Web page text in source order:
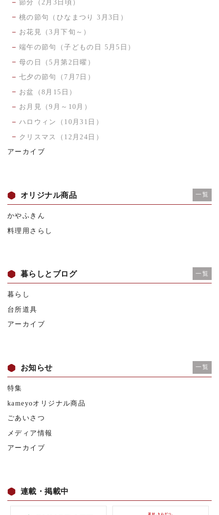
節分（2月3日頃）
桃の節句（ひなまつり 3月3日）
お花見（3月下旬～）
端午の節句（子どもの日 5月5日）
母の日（5月第2日曜）
七夕の節句（7月7日）
お盆（8月15日）
お月見（9月～10月）
ハロウィン（10月31日）
クリスマス（12月24日）
アーカイブ
オリジナル商品 一覧
かやふきん
料理用さらし
暮らしとブログ 一覧
暮らし
台所道具
アーカイブ
お知らせ 一覧
特集
kameyoオリジナル商品
ごあいさつ
メディア情報
アーカイブ
連載・掲載中